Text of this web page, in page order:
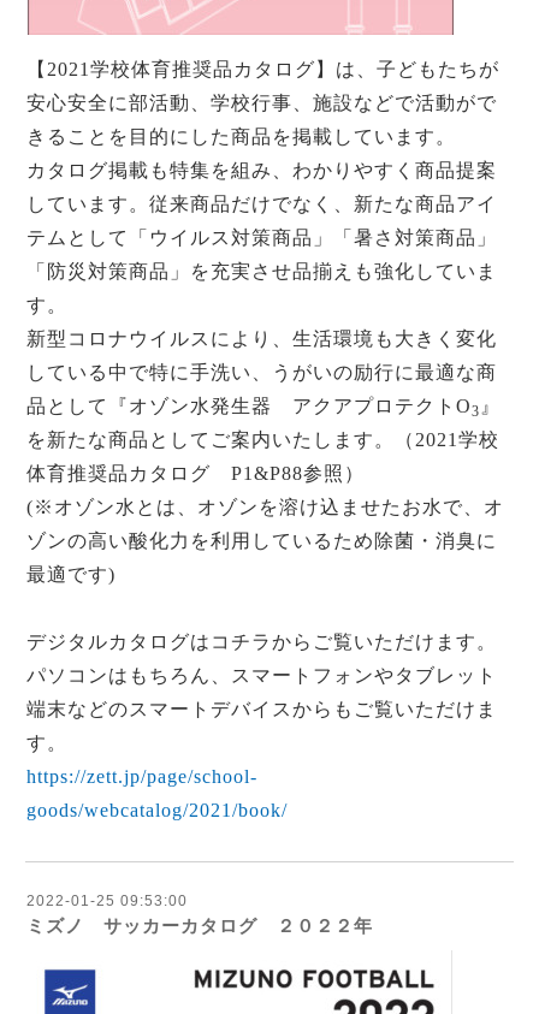
【2021学校体育推奨品カタログ】は、⼦どもたちが
安⼼安全に部活動、学校⾏事、施設などで活動がで
きることを⽬的にした商品を掲載しています。
カタログ掲載も特集を組み、わかりやすく商品提案
しています。従来商品だけでなく、新たな商品アイ
テムとして「ウイルス対策商品」「暑さ対策商品」
「防災対策商品」を充実させ品揃えも強化していま
す。
新型コロナウイルスにより、⽣活環境も⼤きく変化
している中で特に⼿洗い、うがいの励⾏に最適な商
品として『オゾン⽔発⽣器 アクアプロテクトO3 』
を新たな商品としてご案内いたします。（2021学校
体育推奨品カタログ P1&P88参照）
(※オゾン⽔とは、オゾンを溶け込ませたお⽔で、オ
ゾンの⾼い酸化⼒を利⽤しているため除菌・消臭に
最適です)
デジタルカタログはコチラからご覧いただけます。
パソコンはもちろん、スマートフォンやタブレット
端末などのスマートデバイスからもご覧いただけま
す。
https://zett.jp/page/school-
goods/webcatalog/2021/book/
2022-01-25 09:53:00
ミズノ サッカーカタログ ２０２２年